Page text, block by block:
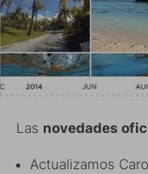
Las novedades
Actualizamos